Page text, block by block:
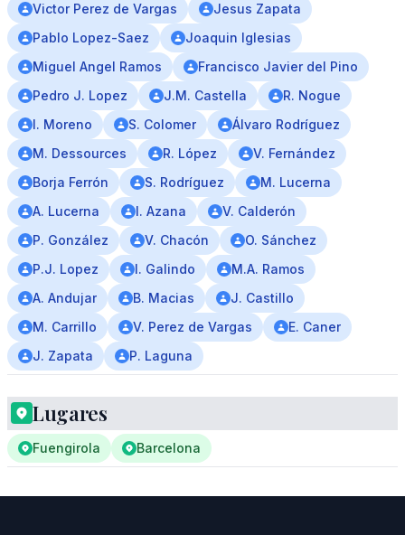
Victor Perez de Vargas
Jesus Zapata
Pablo Lopez-Saez
Joaquin Iglesias
Miguel Angel Ramos
Francisco Javier del Pino
Pedro J. Lopez
J.M. Castella
R. Nogue
I. Moreno
S. Colomer
Álvaro Rodríguez
M. Dessources
R. López
V. Fernández
Borja Ferrón
S. Rodríguez
M. Lucerna
A. Lucerna
I. Azana
V. Calderón
P. González
V. Chacón
O. Sánchez
P.J. Lopez
I. Galindo
M.A. Ramos
A. Andujar
B. Macias
J. Castillo
M. Carrillo
V. Perez de Vargas
E. Caner
J. Zapata
P. Laguna
Lugares
Fuengirola Barcelona